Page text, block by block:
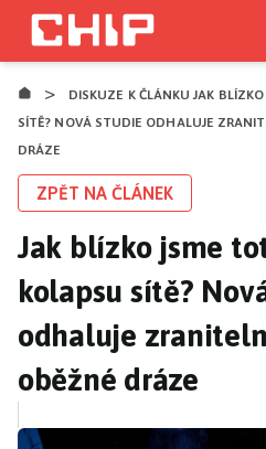
Přejít
hlavnímu
obsahu
>
DISKUZE K ČLÁNKU JAK
SÍTĚ? NOVÁ STUDIE ODHALUJE
DRÁZE
ZPĚT NA ČLÁNEK
Jak blízko jsme
kolapsu sítě?
odhaluje
oběžné dráze